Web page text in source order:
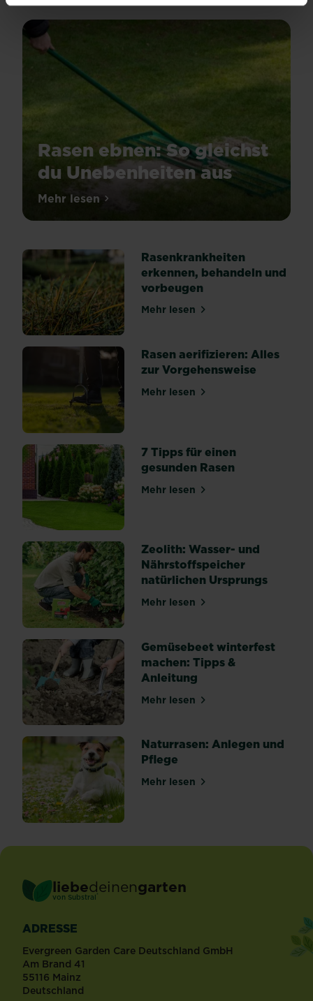
Rasen ebnen: So gleichst
du Unebenheiten aus
Mehr lesenüber Rasen ebnen: So gleichst du
Rasenkrankheiten
erkennen, behandeln und
vorbeugen
Mehr lesenüber Rasenkrankheiten
Rasen aerifizieren: Alles
zur Vorgehensweise
Mehr lesenüber Rasen aerifizieren:
7 Tipps für einen
gesunden Rasen
Mehr lesenüber 7 Tipps für einen
Zeolith: Wasser- und
Nährstoffspeicher
natürlichen Ursprungs
Mehr lesenüber Zeolith: Wasser- und
Gemüsebeet winterfest
machen: Tipps &
Anleitung
Mehr lesenüber Gemüsebeet
Naturrasen: Anlegen und
Pflege
Mehr lesenüber Naturrasen: Anlegen
liebedeinengarten
von Substral ®
ADRESSE
Evergreen Garden Care Deutschland GmbH
Am Brand 41
55116 Mainz
Deutschland